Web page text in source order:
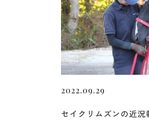
2022.09.29
セイクリムズンの近況